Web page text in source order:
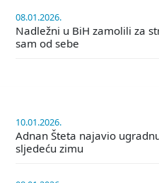
08.01.2026.
Nadležni u BiH zamolili za
sam od sebe
10.01.2026.
Adnan Šteta najavio
sljedeću zimu